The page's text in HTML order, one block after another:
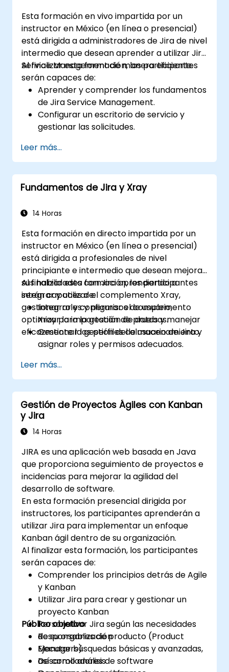
Esta formación en vivo impartida por un
instructor en México (en línea o presencial)
está dirigida a administradores de Jira de nivel
intermedio que desean aprender a utilizar Jira
Service Management de manera eficiente.
Al finalizar esta formación, los participantes
serán capaces de:
Aprender y comprender los fundamentos
de Jira Service Management.
Configurar un escritorio de servicio y
gestionar las solicitudes.
Jira Service Management.
Leer más...
Fundamentos de Jira y Xray
14 Horas
Esta formación en directo impartida por un
instructor en México (en línea o presencial)
está dirigida a profesionales de nivel
principiante e intermedio que desean mejorar
sus habilidades con Jira aprendiendo a
integrar y utilizar el complemento Xray,
gestionar roles y permisos de usuario,
optimizar la importación de datos y manejar
eficazmente la gestión del almacenamiento.
Al finalizar esta formación, los participantes
serán capaces de:
Integrar y configurar el complemento
Xray para la gestión de pruebas.
Gestionar los perfiles de usuario de Jira y
asignar roles y permisos adecuados.
eficiente siguiendo las mejores prácticas.
Optimizar el uso del almacenamiento de
Jira e implementar estrategias de gestión
de datos.
Leer más...
Gestión de Proyectos Ágiles con Kanban
y Jira
14 Horas
JIRA es una aplicación web basada en Java
que proporciona seguimiento de proyectos e
incidencias para mejorar la agilidad del
desarrollo de software.
En esta formación presencial dirigida por
instructores, los participantes aprenderán a
utilizar Jira para implementar un enfoque
Kanban ágil dentro de su organización.
Al finalizar esta formación, los participantes
serán capaces de:
Comprender los principios detrás de Agile
y Kanban
Utilizar Jira para crear y gestionar un
proyecto Kanban
Personalizar Jira según las necesidades
de su organización
Ejecutar búsquedas básicas y avanzadas,
así como análisis
Público objetivo
Responsables de producto (Product
Managers)
Desarrolladores de software